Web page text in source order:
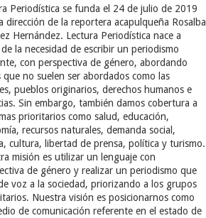
Periodística se funda el 24 de julio de 2019
dirección de la reportera acapulqueña Rosalba
Hernández. Lectura Periodística nace a
la necesidad de escribir un periodismo
con perspectiva de género, abordando
que no suelen ser abordados como las
pueblos originarios, derechos humanos e
Sin embargo, también damos cobertura a
prioritarios como salud, educación,
recursos naturales, demanda social,
cultura, libertad de prensa, política y turismo.
misión es utilizar un lenguaje con
de género y realizar un periodismo que
voz a la sociedad, priorizando a los grupos
Nuestra visión es posicionarnos como
de comunicación referente en el estado de